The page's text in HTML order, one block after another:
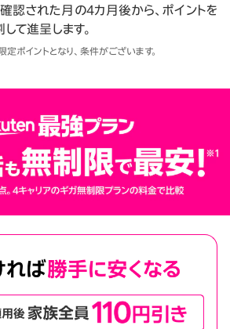
認された月の4カ月後から、ポイントを
て進呈します。
ポイントとなり、条件がございます。